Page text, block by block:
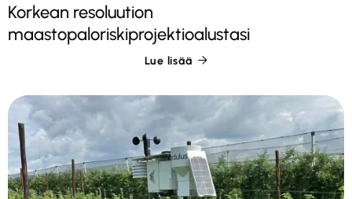
Korkean resoluution
maastopaloriskiprojektioalustasi
Lue lisää 